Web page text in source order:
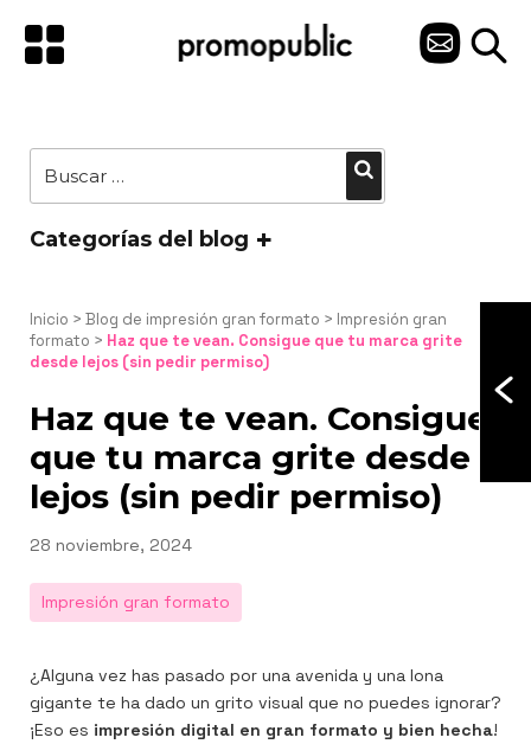
contenido
C
por:
Categorías del blog
Inicio > Blog de impresión gran formato > Impresión gran
formato > Haz que te vean. Consigue que tu marca grite
desde lejos (sin pedir permiso)
Haz que te vean. Consigue
que tu marca grite desde
lejos (sin pedir permiso)
Publicado
28 noviembre, 2024
Impresión gran formato
¿Alguna vez has pasado por una avenida y una lona
gigante te ha dado un grito visual que no puedes ignorar?
¡Eso es impresión digital en gran formato y bien hecha!